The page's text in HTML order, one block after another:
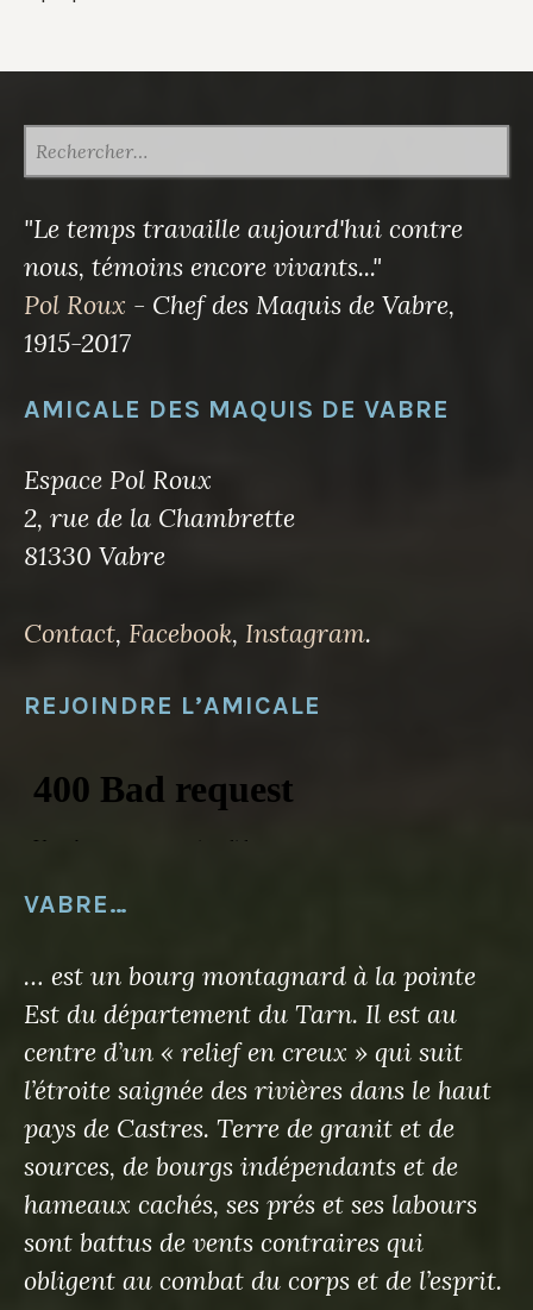
"Le temps travaille aujourd'hui contre
nous, témoins encore vivants..."
Pol Roux - Chef des Maquis de Vabre,
1915-2017
AMICALE DES MAQUIS DE VABRE
Espace Pol Roux
2, rue de la Chambrette
81330 Vabre
Contact, Facebook, Instagram.
REJOINDRE L’AMICALE
VABRE…
… est un bourg montagnard à la pointe
Est du département du Tarn. Il est au
centre d’un « relief en creux » qui suit
l’étroite saignée des rivières dans le haut
pays de Castres. Terre de granit et de
sources, de bourgs indépendants et de
hameaux cachés, ses prés et ses labours
sont battus de vents contraires qui
obligent au combat du corps et de l’esprit.